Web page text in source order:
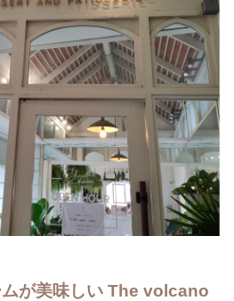
が美味しい The volcano